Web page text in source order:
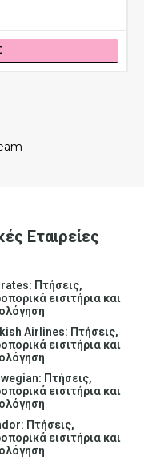
Εταιρείες
Πτήσεις,
εισιτήρια και
Airlines: Πτήσεις,
εισιτήρια και
Πτήσεις,
εισιτήρια και
Πτήσεις,
εισιτήρια και